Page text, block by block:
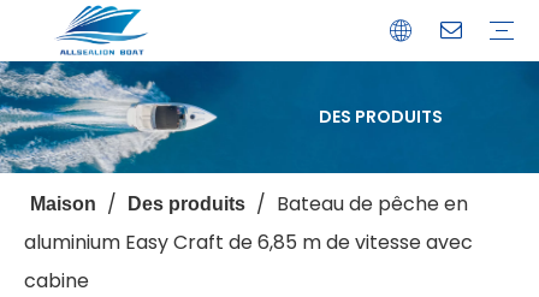
DES PRODUITS
Maison / Des produits / Bateau de pêche en
aluminium Easy Craft de 6,85 m de vitesse avec
cabine